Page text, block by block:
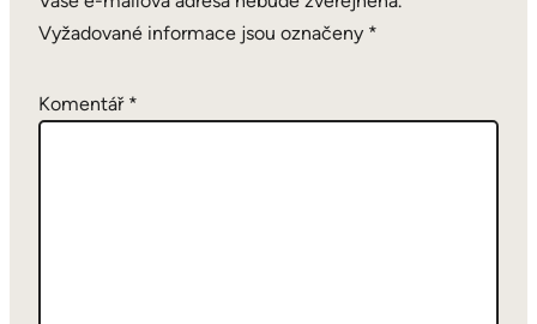
Vyžadované informace jsou označeny *
Komentář *